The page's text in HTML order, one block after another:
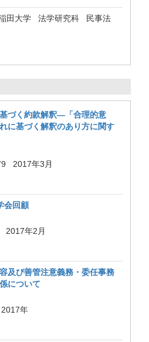
田大学 法学研究科 民事法
づく約款解釈―「合理的意
に基づく解釈のあり方に関す
2017年3月
会回顧
2017年2月
及び善管注意義務・委任事務
について
年